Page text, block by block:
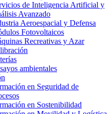
de Inteligencia Artificial y
Avanzado
Aeroespacial y Defensa
Fotovoltaicos
Recreativas y Azar
ambientales
en Seguridad de
en Sostenibilidad